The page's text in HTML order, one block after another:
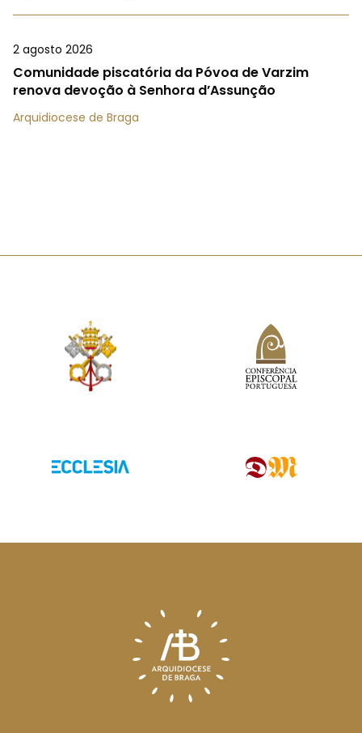
2 agosto 2026
Comunidade piscatória da Póvoa de Varzim
renova devoção à Senhora d’Assunção
Arquidiocese de Braga